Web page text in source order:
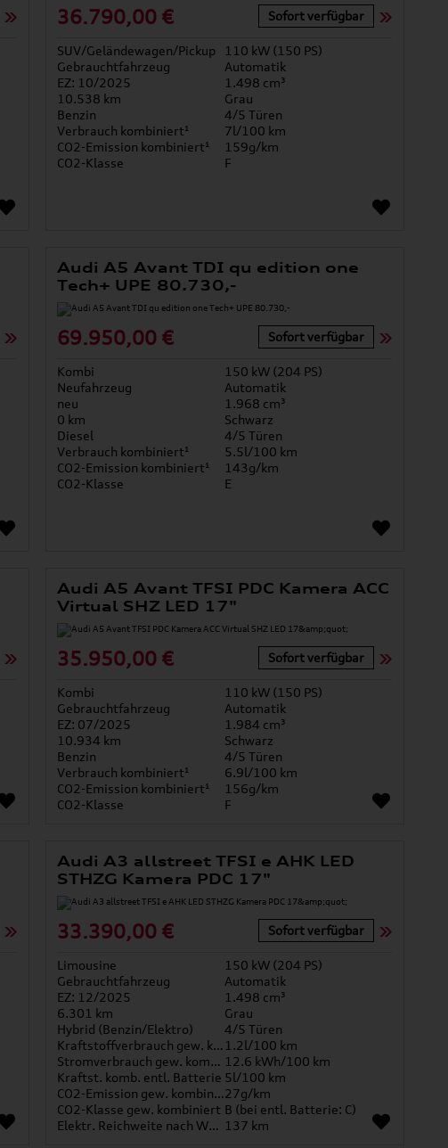
36.790,00 € Sofort verfügbar
SUV/Geländewagen/Pickup
110 kW (150 PS)
Gebrauchtfahrzeug
Automatik
EZ: 10/2025
1.498 cm³
10.538 km
Grau
Benzin
4/5 Türen
Verbrauch kombiniert¹
7l/100 km
CO2-Emission kombiniert¹
159g/km
CO2-Klasse
F
Audi A5 Avant TDI qu edition one
Tech+ UPE 80.730,-
69.950,00 € Sofort verfügbar
Kombi
150 kW (204 PS)
Neufahrzeug
Automatik
neu
1.968 cm³
0 km
Schwarz
Diesel
4/5 Türen
Verbrauch kombiniert¹
5.5l/100 km
CO2-Emission kombiniert¹
143g/km
CO2-Klasse
E
Audi A5 Avant TFSI PDC Kamera ACC
Virtual SHZ LED 17"
35.950,00 € Sofort verfügbar
Kombi
110 kW (150 PS)
Gebrauchtfahrzeug
Automatik
EZ: 07/2025
1.984 cm³
10.934 km
Schwarz
Benzin
4/5 Türen
Verbrauch kombiniert¹
6.9l/100 km
CO2-Emission kombiniert¹
156g/km
CO2-Klasse
F
Audi A3 allstreet TFSI e AHK LED
STHZG Kamera PDC 17"
33.390,00 € Sofort verfügbar
Limousine
150 kW (204 PS)
Gebrauchtfahrzeug
Automatik
EZ: 12/2025
1.498 cm³
6.301 km
Grau
Hybrid (Benzin/Elektro)
4/5 Türen
Kraftstoffverbrauch gew. kombiniert 1.2l/100 km
Stromverbrauch gew. kombiniert 12.6 kWh/100 km
Kraftst. komb. entl. Batterie 5l/100 km
CO2-Emission gew. kombiniert27g/km
CO2-Klasse gew. kombiniert B (bei entl. Batterie: C)
Elektr. Reichweite nach WLTP* 137 km